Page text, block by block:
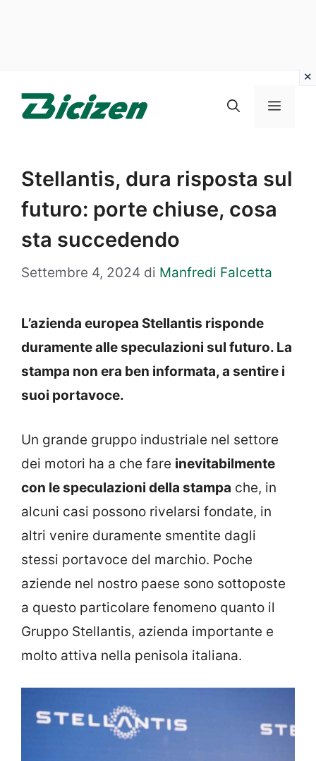
Menu
Stellantis, dura risposta sul
futuro: porte chiuse, cosa
sta succedendo
Settembre 4, 2024 di Manfredi Falcetta
L’azienda europea Stellantis risponde
duramente alle speculazioni sul futuro. La
stampa non era ben informata, a sentire i
suoi portavoce.
Un grande gruppo industriale nel settore
dei motori ha a che fare inevitabilmente
con le speculazioni della stampa che, in
alcuni casi possono rivelarsi fondate, in
altri venire duramente smentite dagli
stessi portavoce del marchio. Poche
aziende nel nostro paese sono sottoposte
a questo particolare fenomeno quanto il
Gruppo Stellantis, azienda importante e
molto attiva nella penisola italiana.